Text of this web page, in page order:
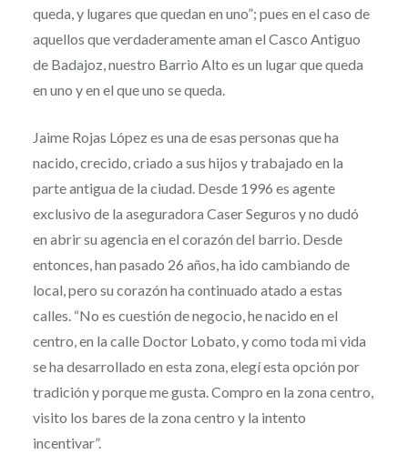
queda, y lugares que quedan en uno”; pues en el caso de
aquellos que verdaderamente aman el Casco Antiguo
de Badajoz, nuestro Barrio Alto es un lugar que queda
en uno y en el que uno se queda.
Jaime Rojas López es una de esas personas que ha
nacido, crecido, criado a sus hijos y trabajado en la
parte antigua de la ciudad. Desde 1996 es agente
exclusivo de la aseguradora Caser Seguros y no dudó
en abrir su agencia en el corazón del barrio. Desde
entonces, han pasado 26 años, ha ido cambiando de
local, pero su corazón ha continuado atado a estas
calles. “No es cuestión de negocio, he nacido en el
centro, en la calle Doctor Lobato, y como toda mi vida
se ha desarrollado en esta zona, elegí esta opción por
tradición y porque me gusta. Compro en la zona centro,
visito los bares de la zona centro y la intento
incentivar”.